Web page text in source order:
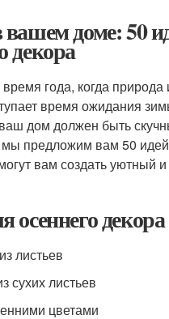
доме: 50
декора
года, когда природа
время ожидания
ваш дом должен быть
мы предложим вам 50
вам создать уютный
осеннего декора
листьев
сухих листьев
цветами